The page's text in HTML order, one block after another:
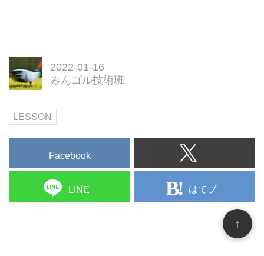
2022-01-16
みんゴル技術班
LESSON
Facebook
LINE はてブ
↑